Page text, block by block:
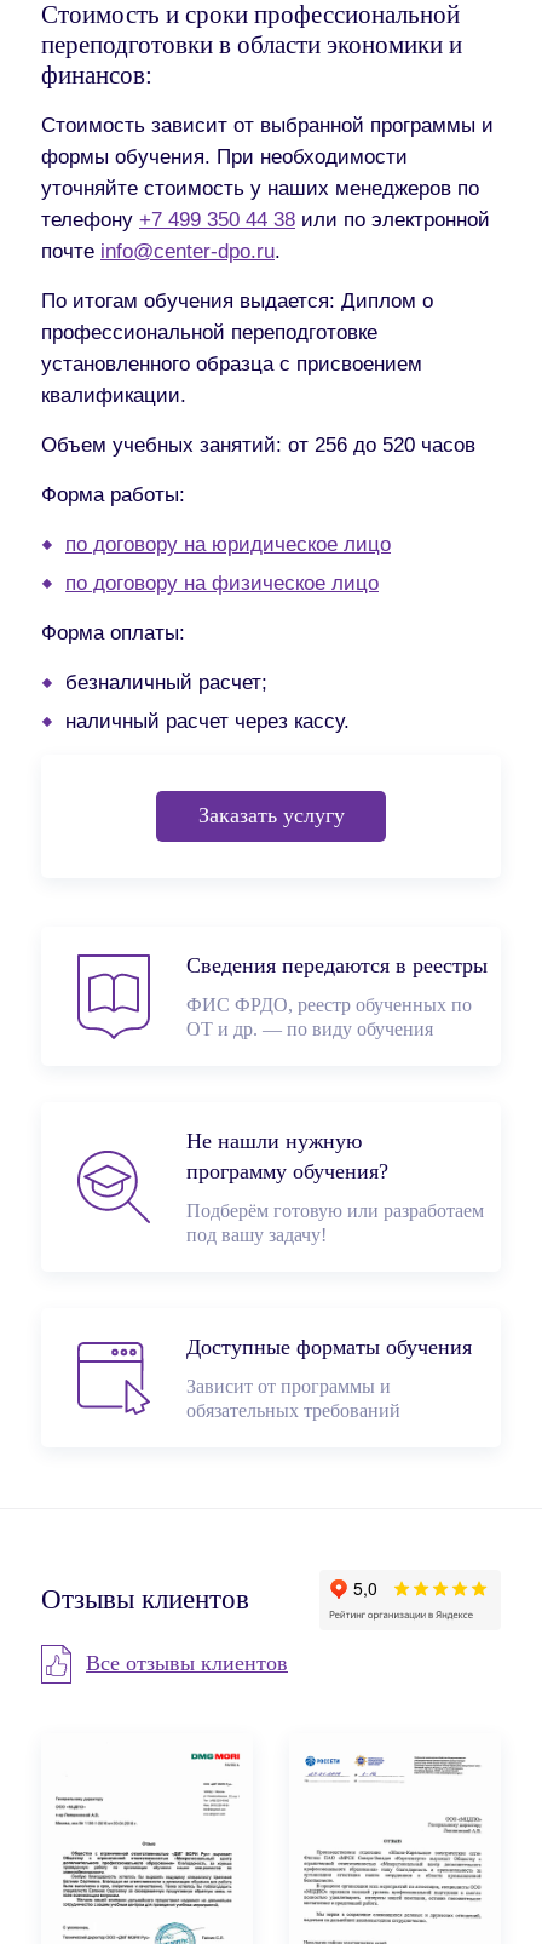
Стоимость и сроки профессиональной
переподготовки в области экономики и
финансов:
Стоимость зависит от выбранной программы и
формы обучения. При необходимости
уточняйте стоимость у наших менеджеров по
телефону +7 499 350 44 38 или по электронной
почте info@center-dpo.ru.
По итогам обучения выдается: Диплом о
профессиональной переподготовке
установленного образца с присвоением
квалификации.
Объем учебных занятий: от 256 до 520 часов
Форма работы:
по договору на юридическое лицо
по договору на физическое лицо
Форма оплаты:
безналичный расчет;
наличный расчет через кассу.
Заказать услугу
Сведения передаются в реестры
ФИС ФРДО, реестр обученных по
ОТ и др. — по виду обучения
Не нашли нужную
программу обучения?
Подберём готовую или разработаем
под вашу задачу!
Доступные форматы обучения
Зависит от программы и
обязательных требований
Отзывы клиентов
Все отзывы клиентов